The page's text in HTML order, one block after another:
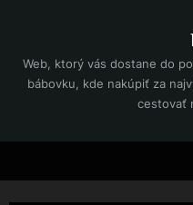
contentWeb, ktorý vás dostane do
bábovku, kde nakúpiť za
cestovať